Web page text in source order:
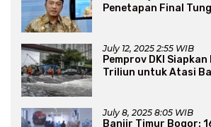
Penetapan Final
July 12, 2025 2:55 WIB
Pemprov DKI
Triliun untuk Atasi
July 8, 2025 8:05 WIB
Banjir Timur Bogor: